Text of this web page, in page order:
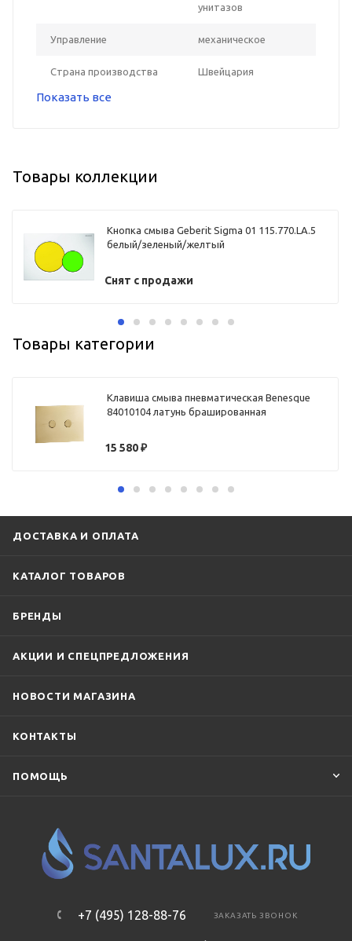
унитазов
Управление механическое
Страна производства Швейцария
Показать все
Товары коллекции
Кнопка смыва Geberit Sigma 01 115.770.LA.5
белый/зеленый/желтый
Снят с продажи
Товары категории
Клавиша смыва пневматическая Benesque
84010104 латунь брашированная
15 580₽
ДОСТАВКА И ОПЛАТА
КАТАЛОГ ТОВАРОВ
БРЕНДЫ
АКЦИИ И СПЕЦПРЕДЛОЖЕНИЯ
НОВОСТИ МАГАЗИНА
КОНТАКТЫ
ПОМОЩЬ
+7 (495) 128-88-76 ЗАКАЗАТЬ ЗВОНОК